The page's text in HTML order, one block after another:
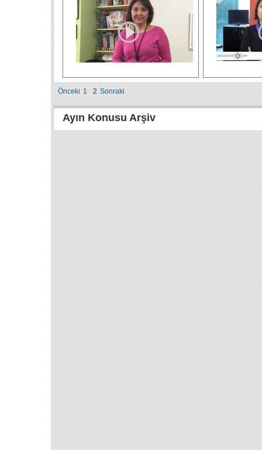
Önceki 1 2 Sonraki
Ayın Konusu Arşiv